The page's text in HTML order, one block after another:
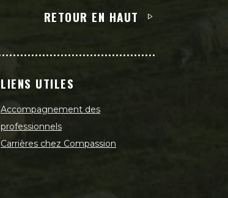
RETOUR EN HAUT
LIENS UTILES
Accompagnement des
professionnels
Carrières chez Compassion